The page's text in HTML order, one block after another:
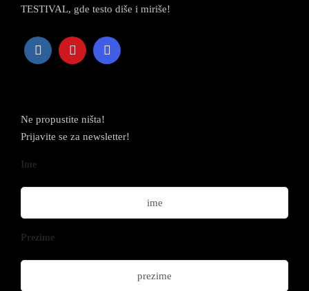
TESTIVAL, gde testo diše i miriše!
Ne propustite ništa!
Prijavite se za newsletter!
Ime
Prezime